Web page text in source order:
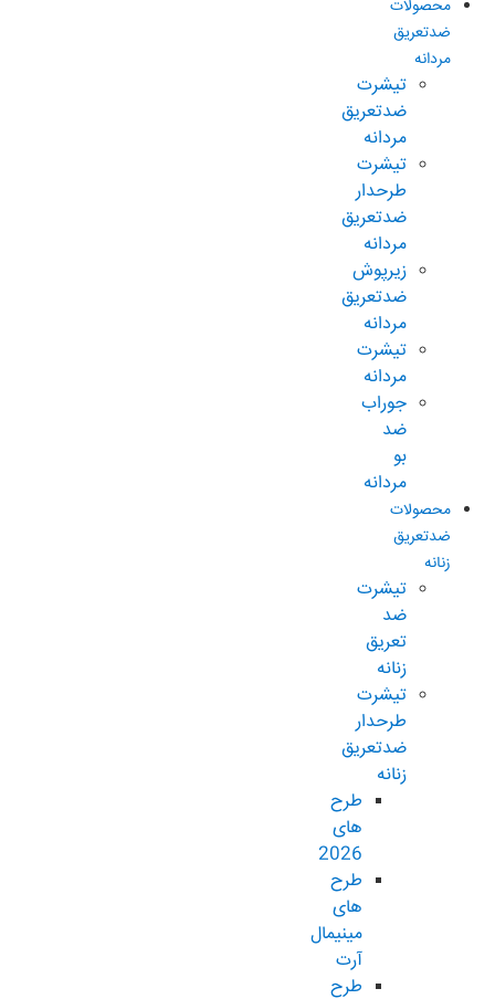
محصولات
ضدتعریق
مردانه
تیشرت
ضدتعریق
مردانه
تیشرت
طرحدار
ضدتعریق
مردانه
زیرپوش
ضدتعریق
مردانه
تیشرت
مردانه
جوراب
ضد
بو
مردانه
محصولات
ضدتعریق
زنانه
تیشرت
ضد
تعریق
زنانه
تیشرت
طرحدار
ضدتعریق
زنانه
طرح
های
2026
طرح
های
مینیمال
آرت
طرح